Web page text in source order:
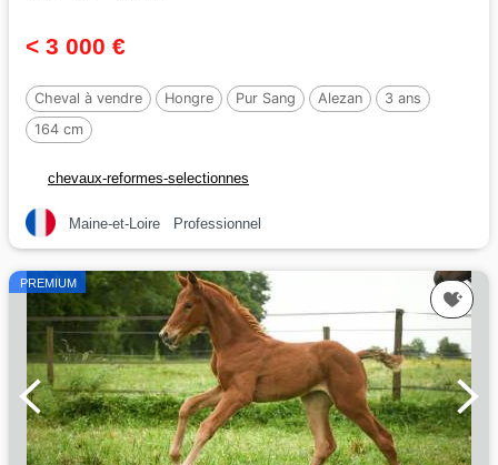
< 3 000 €
Cheval à vendre Hongre Pur Sang Alezan
3 ans
164 cm
chevaux-reformes-selectionnes
Maine-et-Loire Professionnel
PREMIUM